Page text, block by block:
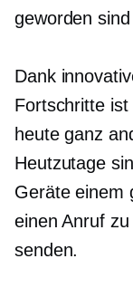
geworden sind
Dank
Fortschritte
heute ganz
Heutzutage
Geräte einem
einen Anruf
senden.